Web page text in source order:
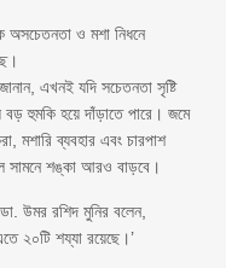
অসচেতনতা ও মশা নিধনে
এখনই যদি সচেতনতা সৃষ্টি
বড় হুমকি হয়ে দাঁড়াতে পারে। জমে
মশারি ব্যবহার এবং চারপাশ
সামনে শঙ্কা আরও বাড়বে।
উমর রশিদ মুনির বলেন,
২০টি শয্যা রয়েছে।’